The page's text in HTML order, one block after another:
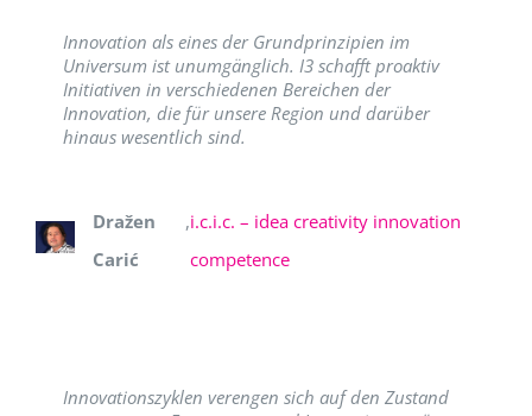
Innovation als eines der Grundprinzipien im
Universum ist unumgänglich. I3 schafft proaktiv
Initiativen in verschiedenen Bereichen der
Innovation, die für unsere Region und darüber
hinaus wesentlich sind.
Dražen
Carić
,i.c.i.c. – idea creativity innovation
competence
Innovationszyklen verengen sich auf den Zustand